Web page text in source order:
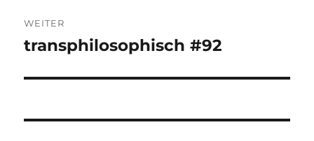
WEITER
Nächster
transphilosophisch #92